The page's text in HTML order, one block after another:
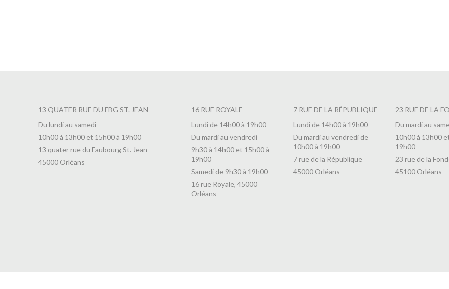
13 QUATER RUE DU FBG ST. JEAN
Du lundi au samedi
10h00 à 13h00 et 15h00 à 19h00
13 quater rue du Faubourg St. Jean
45000 Orléans
16 RUE ROYALE
Lundi de 14h00 à 19h00
Du mardi au vendredi
9h30 à 14h00 et 15h00 à
19h00
Samedi de 9h30 à 19h00
16 rue Royale, 45000
Orléans
7 RUE DE LA RÉPUBLIQUE
Lundi de 14h00 à 19h00
Du mardi au vendredi de
10h00 à 19h00
7 rue de la République
45000 Orléans
23 RUE DE LA
Du mardi au
10h00 à 13h00
19h00
23 rue de la
45100 Orléans